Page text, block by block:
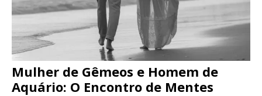
Mulher de Gêmeos e Homem de
Aquário: O Encontro de Mentes